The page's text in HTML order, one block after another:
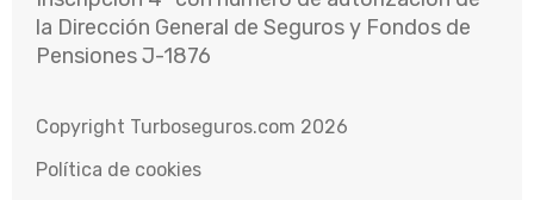
la Dirección General de Seguros y Fondos de
Pensiones J-1876
Copyright Turboseguros.com 2026
Política de cookies